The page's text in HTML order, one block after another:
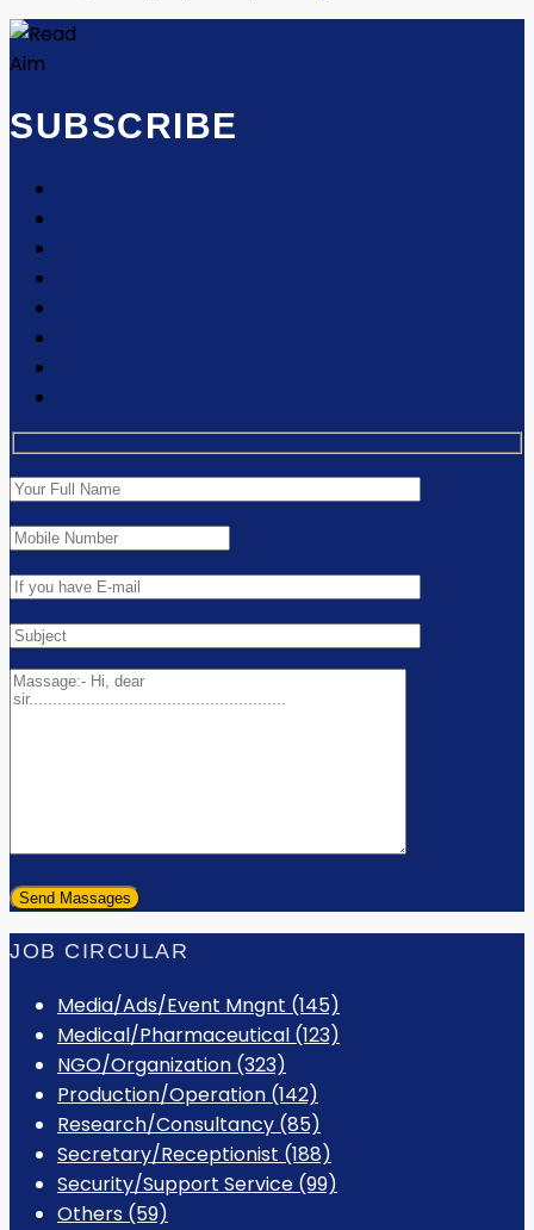
SUBSCRIBE
JOB CIRCULAR
Media/Ads/Event Mngnt (145)
Medical/Pharmaceutical (123)
NGO/Organization (323)
Production/Operation (142)
Research/Consultancy (85)
Secretary/Receptionist (188)
Security/Support Service (99)
Others (59)